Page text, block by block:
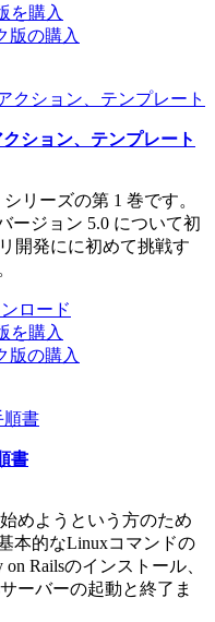
を購入
版の購入
ション、テンプレート
リーズの第 1 巻です。
ージョン 5.0 について初
開発にに初めて挑戦す
ロード
を購入
版の購入
書
めようという方のため
本的なLinuxコマンドの
Railsのインストール、
ーバーの起動と終了ま